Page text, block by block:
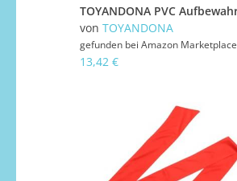
von TOYANDONA
gefunden bei Amazon Marketplace
13,42 €